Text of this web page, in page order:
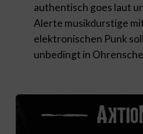
authentisch goes laut
Alerte musikdurstige
elektronischen Punk
unbedingt in